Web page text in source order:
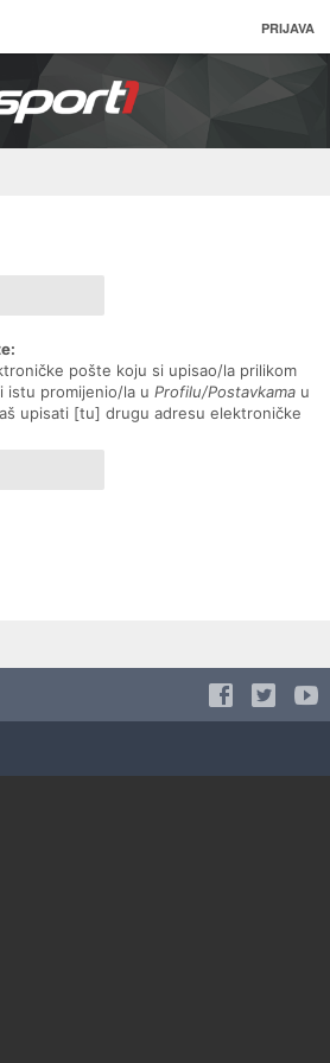
PRIJAVA
pošte koju si upisao/la prilikom
istu promijenio/la u Profilu/Postavkama u
upisati [tu] drugu adresu elektroničke